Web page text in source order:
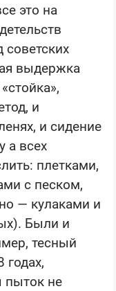
это на
выдержка
и
и сидение
а всех
плетками,
с песком,
— кулаками и
Были и
тесный
пыток не